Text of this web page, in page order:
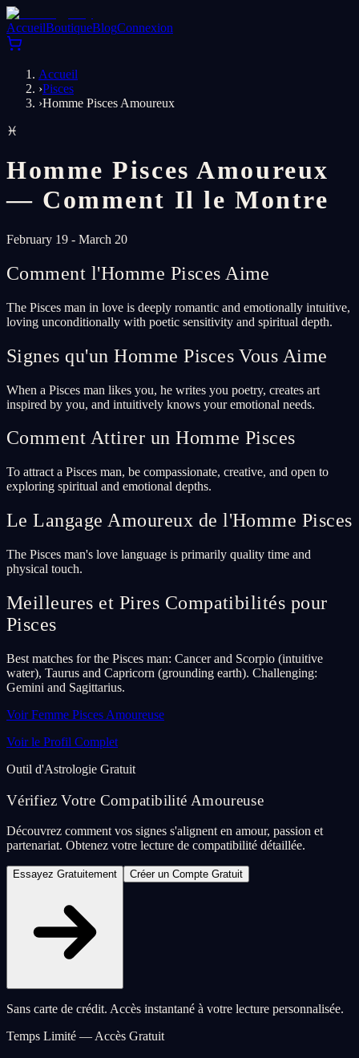
AccueilBoutiqueBlogConnexion
Accueil
›Pisces
›Homme Pisces Amoureux
♓
Homme Pisces Amoureux
— Comment Il le Montre
February 19 - March 20
Comment l'Homme Pisces Aime
The Pisces man in love is deeply romantic and emotionally intuitive,
loving unconditionally with poetic sensitivity and spiritual depth.
Signes qu'un Homme Pisces Vous Aime
When a Pisces man likes you, he writes you poetry, creates art
inspired by you, and intuitively knows your emotional needs.
Comment Attirer un Homme Pisces
To attract a Pisces man, be compassionate, creative, and open to
exploring spiritual and emotional depths.
Le Langage Amoureux de l'Homme Pisces
The Pisces man's love language is primarily quality time and
physical touch.
Meilleures et Pires Compatibilités pour
Pisces
Best matches for the Pisces man: Cancer and Scorpio (intuitive
water), Taurus and Capricorn (grounding earth). Challenging:
Gemini and Sagittarius.
Voir Femme Pisces Amoureuse
Voir le Profil Complet
Outil d'Astrologie Gratuit
Vérifiez Votre Compatibilité Amoureuse
Découvrez comment vos signes s'alignent en amour, passion et
partenariat. Obtenez votre lecture de compatibilité détaillée.
Essayez Gratuitement Créer un Compte Gratuit
Sans carte de crédit. Accès instantané à votre lecture personnalisée.
Temps Limité — Accès Gratuit